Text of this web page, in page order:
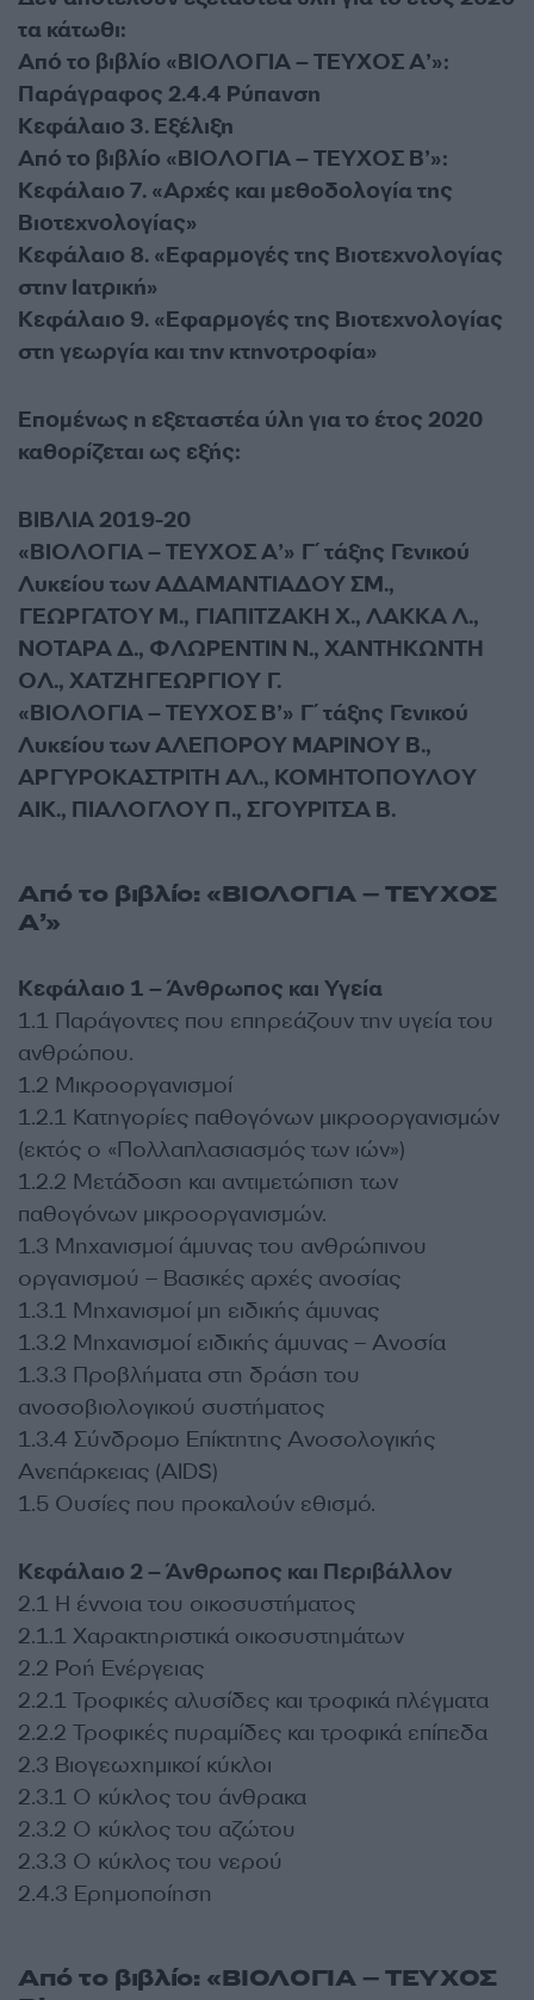
τα κάτωθι:
Από το βιβλίο «ΒΙΟΛΟΓΙΑ – ΤΕΥΧΟΣ Α’»:
Παράγραφος 2.4.4 Ρύπανση
Κεφάλαιο 3. Εξέλιξη
Από το βιβλίο «ΒΙΟΛΟΓΙΑ – ΤΕΥΧΟΣ Β’»:
Κεφάλαιο 7. «Αρχές και μεθοδολογία της
Βιοτεχνολογίας»
Κεφάλαιο 8. «Εφαρμογές της Βιοτεχνολογίας
στην Ιατρική»
Κεφάλαιο 9. «Εφαρμογές της Βιοτεχνολογίας
στη γεωργία και την κτηνοτροφία»
Επομένως η εξεταστέα ύλη για το έτος 2020
καθορίζεται ως εξής:
ΒΙΒΛΙΑ 2019-20
«ΒΙΟΛΟΓΙΑ – ΤΕΥΧΟΣ Α’» Γ΄ τάξης Γενικού
Λυκείου των ΑΔΑΜΑΝΤΙΑΔΟΥ ΣΜ.,
ΓΕΩΡΓΑΤΟΥ Μ., ΓΙΑΠΙΤΖΑΚΗ Χ., ΛΑΚΚΑ Λ.,
ΝΟΤΑΡΑ Δ., ΦΛΩΡΕΝΤΙΝ Ν., ΧΑΝΤΗΚΩΝΤΗ
ΟΛ., ΧΑΤΖΗΓΕΩΡΓΙΟΥ Γ.
«ΒΙΟΛΟΓΙΑ – ΤΕΥΧΟΣ Β’» Γ΄ τάξης Γενικού
Λυκείου των ΑΛΕΠΟΡΟΥ ΜΑΡΙΝΟΥ Β.,
ΑΡΓΥΡΟΚΑΣΤΡΙΤΗ ΑΛ., ΚΟΜΗΤΟΠΟΥΛΟΥ
ΑΙΚ., ΠΙΑΛΟΓΛΟΥ Π., ΣΓΟΥΡΙΤΣΑ Β.
Από το βιβλίο: «ΒΙΟΛΟΓΙΑ – ΤΕΥΧΟΣ
Α’»
Κεφάλαιο 1 – Άνθρωπος και Υγεία
1.1 Παράγοντες που επηρεάζουν την υγεία του
ανθρώπου.
1.2 Μικροοργανισμοί
1.2.1 Κατηγορίες παθογόνων μικροοργανισμών
(εκτός ο «Πολλαπλασιασμός των ιών»)
1.2.2 Μετάδοση και αντιμετώπιση των
παθογόνων μικροοργανισμών.
1.3 Μηχανισμοί άμυνας του ανθρώπινου
οργανισμού – Βασικές αρχές ανοσίας
1.3.1 Μηχανισμοί μη ειδικής άμυνας
1.3.2 Μηχανισμοί ειδικής άμυνας – Ανοσία
1.3.3 Προβλήματα στη δράση του
ανοσοβιολογικού συστήματος
1.3.4 Σύνδρομο Επίκτητης Ανοσολογικής
Ανεπάρκειας (AIDS)
1.5 Ουσίες που προκαλούν εθισμό.
Κεφάλαιο 2 – Άνθρωπος και Περιβάλλον
2.1 Η έννοια του οικοσυστήματος
2.1.1 Χαρακτηριστικά οικοσυστημάτων
2.2 Ροή Ενέργειας
2.2.1 Τροφικές αλυσίδες και τροφικά πλέγματα
2.2.2 Τροφικές πυραμίδες και τροφικά επίπεδα
2.3 Βιογεωχημικοί κύκλοι
2.3.1 Ο κύκλος του άνθρακα
2.3.2 Ο κύκλος του αζώτου
2.3.3 Ο κύκλος του νερού
2.4.3 Ερημοποίηση
Από το βιβλίο: «ΒΙΟΛΟΓΙΑ – ΤΕΥΧΟΣ